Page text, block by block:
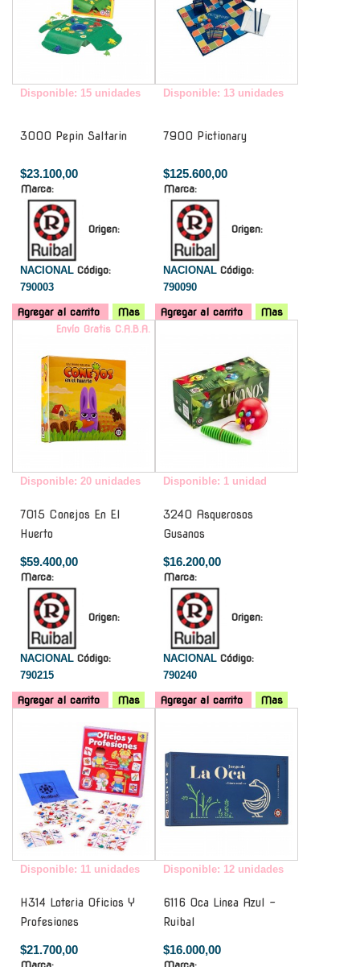
Disponible: 15 unidades
3000 Pepin Saltarin
$23.100,00
Marca:
Origen:
NACIONAL Código:
790003
Agregar al carrito Mas
Disponible: 13 unidades
7900 Pictionary
$125.600,00
Marca:
Origen:
NACIONAL Código:
790090
Agregar al carrito
Mas
Envío Gratis C.A.B.A.
Disponible: 20 unidades
7015 Conejos En El
Huerto
$59.400,00
Marca:
Origen:
NACIONAL Código:
790215
Agregar al carrito Mas
Disponible: 1 unidad
3240 Asquerosos
Gusanos
$16.200,00
Marca:
Origen:
NACIONAL Código:
790240
Agregar al carrito
Mas
Disponible: 11 unidades
H314 Loteria Oficios Y
Profesiones
$21.700,00
Disponible: 12 unidades
6116 Oca Linea Azul -
Ruibal
$16.000,00